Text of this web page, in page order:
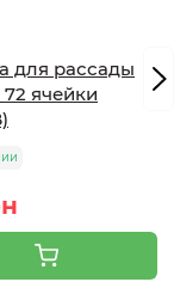
м²
для рассады
ячейки